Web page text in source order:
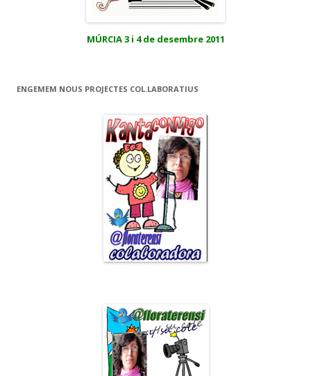
MÚRCIA 3 i 4 de desembre 2011
ENGEMEM NOUS PROJECTES COL.LABORATIUS